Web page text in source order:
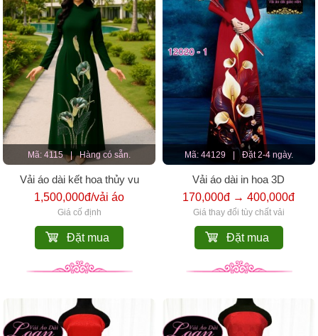
Mã: 4115 | Hàng có sẵn.
Vải áo dài kết hoa thủy vu
1,500,000đ/vải áo
Giá cố định
Đặt mua
Mã: 44129 Đặt 2-4 ngày.
Vải áo dài in hoa 3D
170,000đ → 400,000đ
Giá thay đổi tùy chất vải
Đặt mua